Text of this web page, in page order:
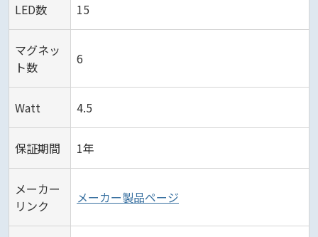
LED数 15
マグネッ
ト数
6
Watt 4.5
保証期間 1年
メーカー
リンク
メーカー製品ページ